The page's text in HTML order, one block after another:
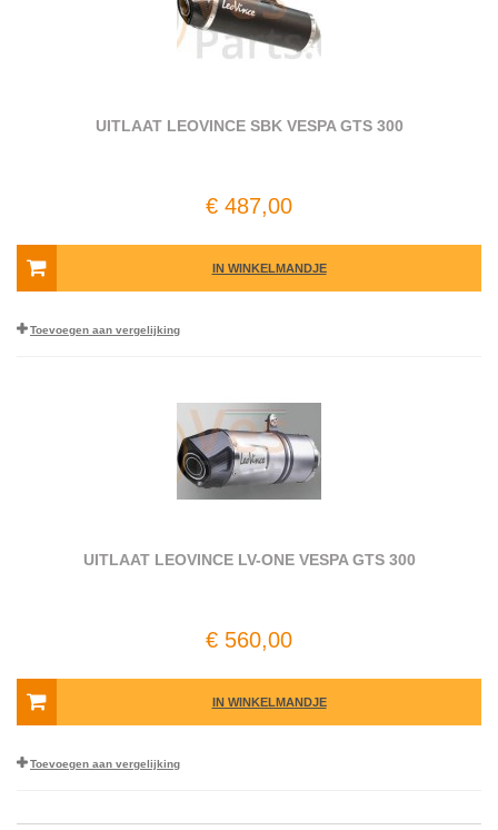
UITLAAT LEOVINCE SBK VESPA GTS 300
€ 487,00
IN WINKELMANDJE
Toevoegen aan vergelijking
UITLAAT LEOVINCE LV-ONE VESPA GTS 300
€ 560,00
IN WINKELMANDJE
Toevoegen aan vergelijking